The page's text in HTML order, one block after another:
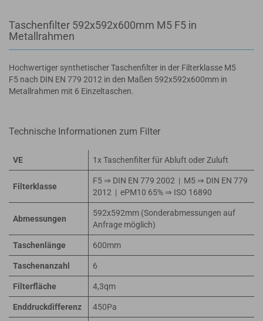
Taschenfilter 592x592x600mm M5 F5 in
Metallrahmen
Hochwertiger synthetischer Taschenfilter in der Filterklasse M5
F5 nach DIN EN 779 2012 in den Maßen 592x592x600mm in
Metallrahmen mit 6 Einzeltaschen.
Technische Informationen zum Filter
VE 1x Taschenfilter für Abluft oder Zuluft
Filterklasse
F5 ⇒ DIN EN 779 2002 | M5 ⇒ DIN EN 779
2012 | ePM10 65% ⇒ ISO 16890
Abmessungen
592x592mm (Sonderabmessungen auf
Anfrage möglich)
Taschenlänge 600mm
Taschenanzahl 6
Filterfläche 4,3qm
Enddruckdifferenz 450Pa